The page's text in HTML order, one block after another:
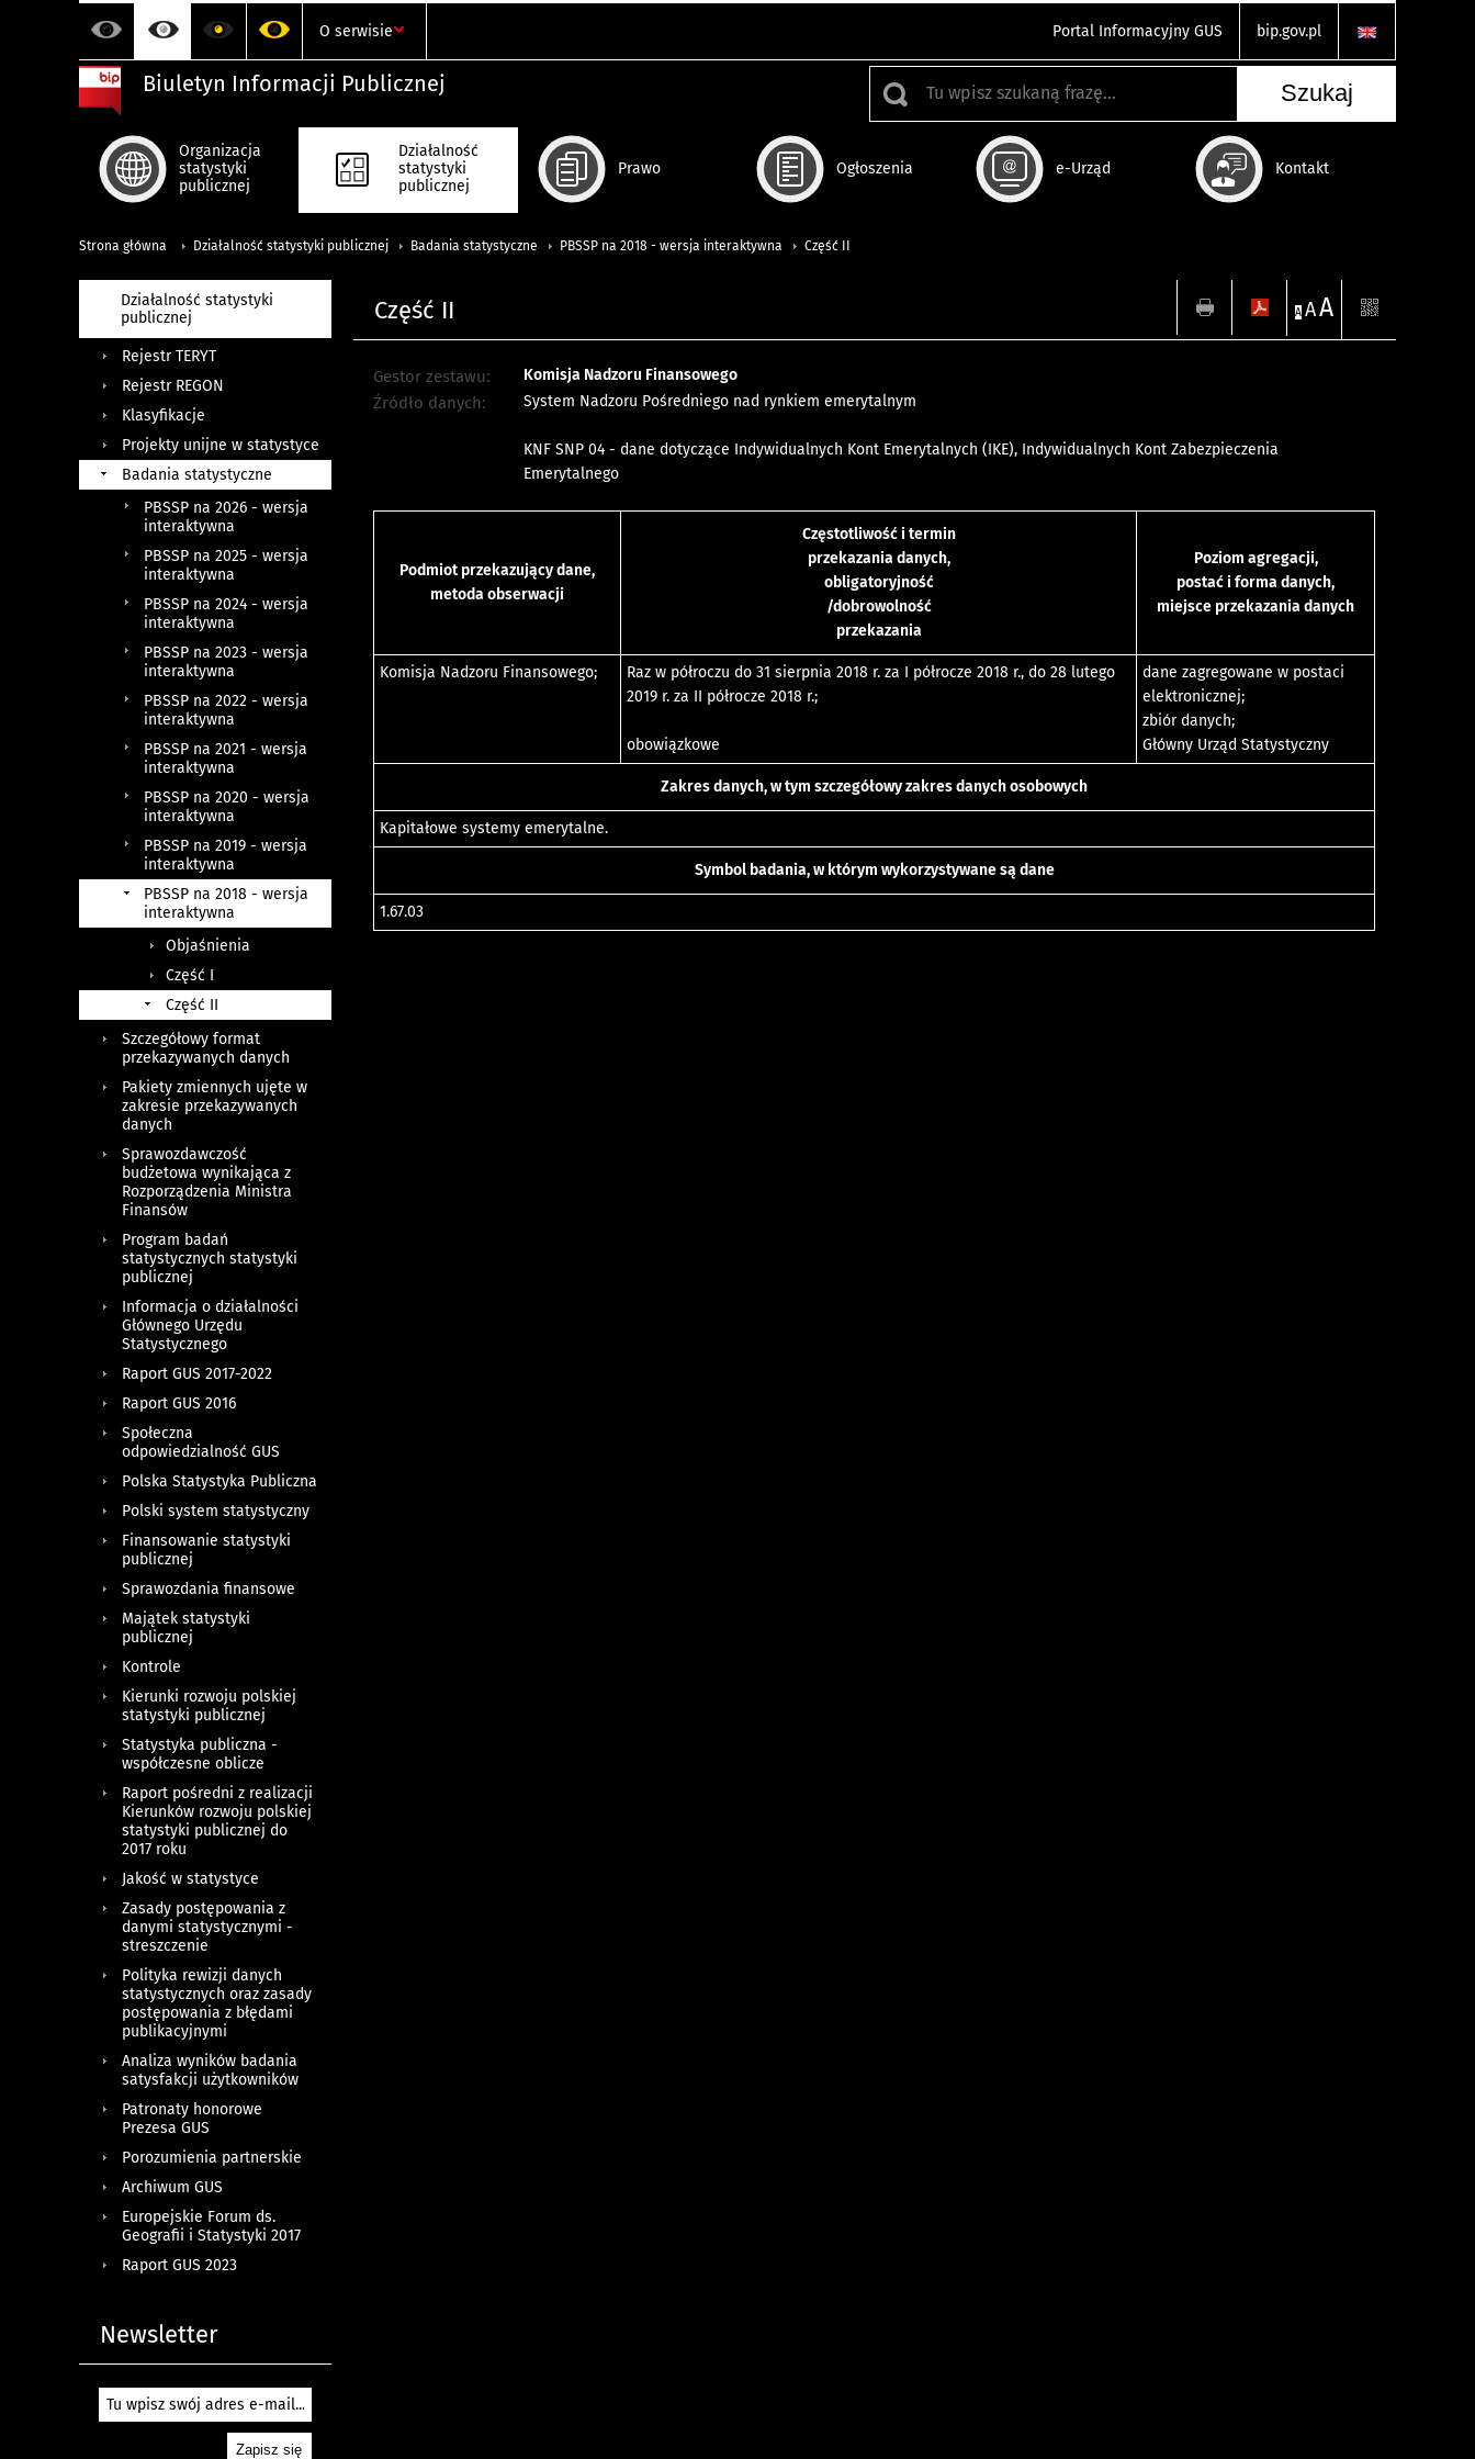
Portal Informacyjny GUS bip.gov.pl
O serwisie
Biuletyn Informacji Publicznej
Organizacja
statystyki
publicznej
Działalność
statystyki
publicznej
Prawo Ogłoszenia e-Urząd Kontakt
Strona główna Działalność statystyki publicznej Badania statystyczne PBSSP na 2018 - wersja interaktywna Część II
Część II A AA
Gestor zestawu: Komisja Nadzoru Finansowego
Źródło danych: System Nadzoru Pośredniego nad rynkiem emerytalnym
KNF SNP 04 - dane dotyczące Indywidualnych Kont Emerytalnych (IKE), Indywidualnych Kont Zabezpieczenia
Emerytalnego
Podmiot przekazujący dane,
metoda obserwacji
Częstotliwość i termin
przekazania danych,
obligatoryjność
/dobrowolność
przekazania
Poziom agregacji,
postać i forma danych,
miejsce przekazania danych
Komisja Nadzoru Finansowego;
Raz w półroczu do 31 sierpnia 2018 r. za I półrocze 2018 r., do 28 lutego
2019 r. za II półrocze 2018 r.;
obowiązkowe
dane zagregowane w postaci
elektronicznej;
zbiór danych;
Główny Urząd Statystyczny
Zakres danych, w tym szczegółowy zakres danych osobowych
Kapitałowe systemy emerytalne.
Symbol badania, w którym wykorzystywane są dane
1.67.03
Działalność statystyki
publicznej
Rejestr TERYT
Rejestr REGON
Klasyfikacje
Projekty unijne w statystyce
Badania statystyczne
PBSSP na 2026 - wersja
interaktywna
PBSSP na 2025 - wersja
interaktywna
PBSSP na 2024 - wersja
interaktywna
PBSSP na 2023 - wersja
interaktywna
PBSSP na 2022 - wersja
interaktywna
PBSSP na 2021 - wersja
interaktywna
PBSSP na 2020 - wersja
interaktywna
PBSSP na 2019 - wersja
interaktywna
PBSSP na 2018 - wersja
interaktywna
Objaśnienia
Część I
Część II
Szczegółowy format
przekazywanych danych
Pakiety zmiennych ujęte w
zakresie przekazywanych
danych
Sprawozdawczość
budżetowa wynikająca z
Rozporządzenia Ministra
Finansów
Program badań
statystycznych statystyki
publicznej
Informacja o działalności
Głównego Urzędu
Statystycznego
Raport GUS 2017-2022
Raport GUS 2016
Społeczna
odpowiedzialność GUS
Polska Statystyka Publiczna
Polski system statystyczny
Finansowanie statystyki
publicznej
Sprawozdania finansowe
Majątek statystyki
publicznej
Kontrole
Kierunki rozwoju polskiej
statystyki publicznej
Statystyka publiczna -
współczesne oblicze
Raport pośredni z realizacji
Kierunków rozwoju polskiej
statystyki publicznej do
2017 roku
Jakość w statystyce
Zasady postępowania z
danymi statystycznymi -
streszczenie
Polityka rewizji danych
statystycznych oraz zasady
postępowania z błędami
publikacyjnymi
Analiza wyników badania
satysfakcji użytkowników
Patronaty honorowe
Prezesa GUS
Porozumienia partnerskie
Archiwum GUS
Europejskie Forum ds.
Geografii i Statystyki 2017
Raport GUS 2023
Newsletter